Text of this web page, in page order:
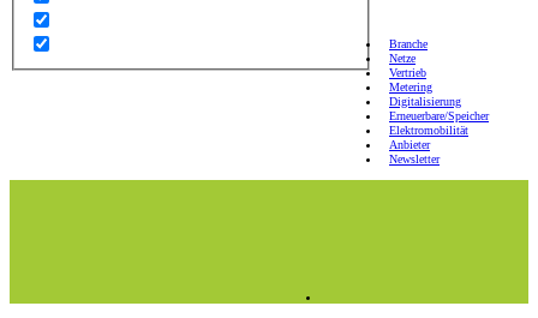
Branche
Netze
Vertrieb
Metering
Digitalisierung
Erneuerbare/Speicher
Elektromobilität
Anbieter
Newsletter